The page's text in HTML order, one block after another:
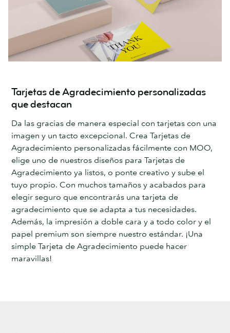
Tarjetas de Agradecimiento personalizadas
que destacan
Da las gracias de manera especial con tarjetas con una
imagen y un tacto excepcional. Crea Tarjetas de
Agradecimiento personalizadas fácilmente con MOO,
elige uno de nuestros diseños para Tarjetas de
Agradecimiento ya listos, o ponte creativo y sube el
tuyo propio. Con muchos tamaños y acabados para
elegir seguro que encontrarás una tarjeta de
agradecimiento que se adapta a tus necesidades.
Además, la impresión a doble cara y a todo color y el
papel premium son siempre nuestro estándar. ¡Una
simple Tarjeta de Agradecimiento puede hacer
maravillas!